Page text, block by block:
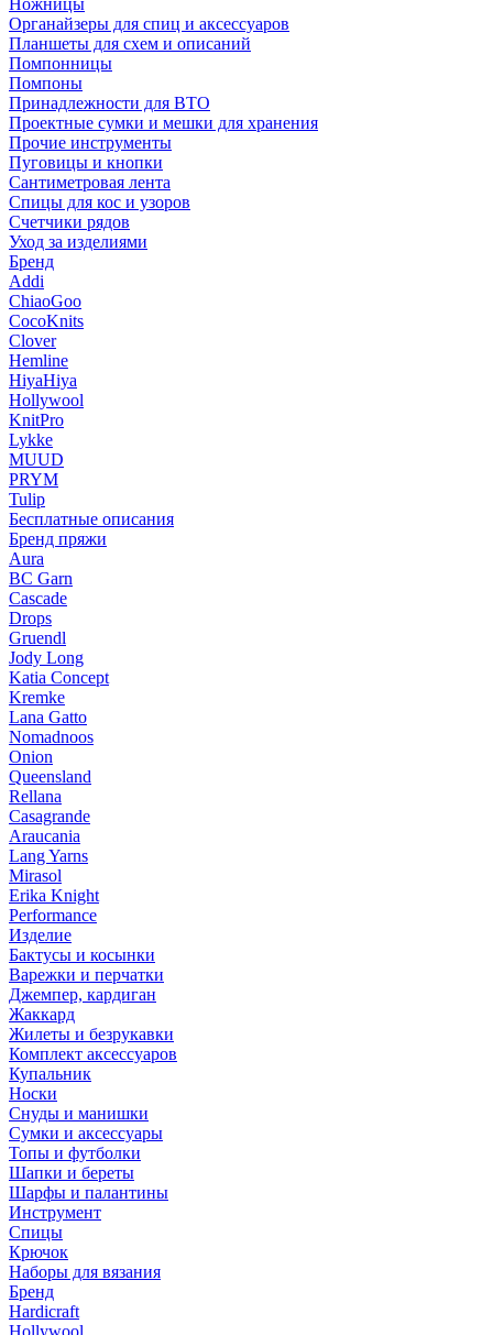
Ножницы
Органайзеры для спиц и аксессуаров
Планшеты для схем и описаний
Помпонницы
Помпоны
Принадлежности для ВТО
Проектные сумки и мешки для хранения
Прочие инструменты
Пуговицы и кнопки
Сантиметровая лента
Спицы для кос и узоров
Счетчики рядов
Уход за изделиями
Бренд
Addi
ChiaoGoo
CocoKnits
Clover
Hemline
HiyaHiya
Hollywool
KnitPro
Lykke
MUUD
PRYM
Tulip
Бесплатные описания
Бренд пряжи
Aura
BC Garn
Cascade
Drops
Gruendl
Jody Long
Katia Concept
Kremke
Lana Gatto
Nomadnoos
Onion
Queensland
Rellana
Casagrande
Araucania
Lang Yarns
Mirasol
Erika Knight
Performance
Изделие
Бактусы и косынки
Варежки и перчатки
Джемпер, кардиган
Жаккард
Жилеты и безрукавки
Комплект аксессуаров
Купальник
Носки
Снуды и манишки
Сумки и аксессуары
Топы и футболки
Шапки и береты
Шарфы и палантины
Инструмент
Спицы
Крючок
Наборы для вязания
Бренд
Hardicraft
Hollywool